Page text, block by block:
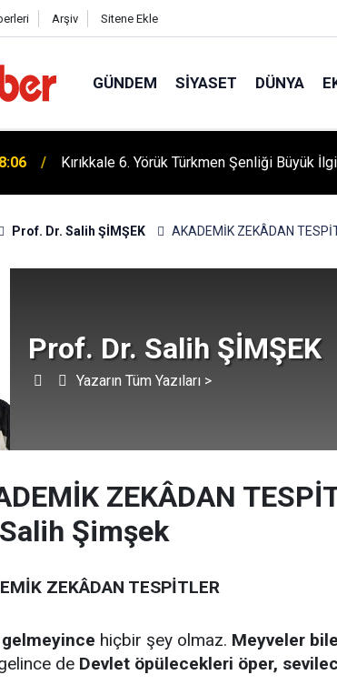
Arşiv Sitene Ekle
GÜNDEM SIYASET DÜNYA
Kırıkkale 6. Yörük Türkmen Şenliği Büyük
Prof. Dr. Salih ŞİMŞEK AKADEMİK ZEKÂDAN
Prof. Dr. Salih ŞİMŞEK
Yazarın Tüm Yazıları >
ZEKÂDAN
Şimşek
ZEKÂDAN TESPİTLER
hiçbir şey olmaz. Meyveler
de Devlet öpülecekleri öper,